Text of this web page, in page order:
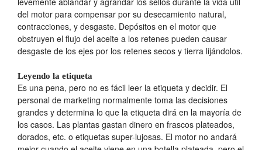
del motor para compensar por su desecamiento natural,
contracciones, y desgaste. Depósitos en el motor que
obstruyen el flujo del aceite a los retenes pueden causar
desgaste de los ejes por los retenes secos y tierra lijándolos.
Leyendo la etiqueta
Es una pena, pero no es fácil leer la etiqueta y decidir. El
personal de marketing normalmente toma las decisiones
grandes y determina lo que la etiqueta dirá en la mayoría de
los casos. Las plantas gastan dinero en frascos plateados,
dorados, etc. o etiquetas super-lujosas. El motor no andará